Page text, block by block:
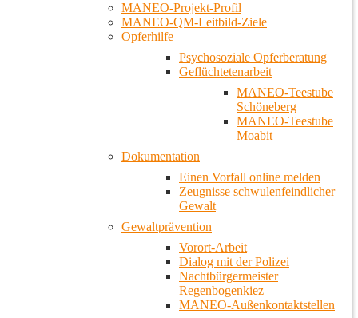
MANEO-Projekt-Profil
MANEO-QM-Leitbild-Ziele
Opferhilfe
Psychosoziale Opferberatung
Geflüchtetenarbeit
MANEO-Teestube
Schöneberg
MANEO-Teestube
Moabit
Dokumentation
Einen Vorfall online melden
Zeugnisse schwulenfeindlicher
Gewalt
Gewaltprävention
Vorort-Arbeit
Dialog mit der Polizei
Nachtbürgermeister
Regenbogenkiez
MANEO-Außenkontaktstellen